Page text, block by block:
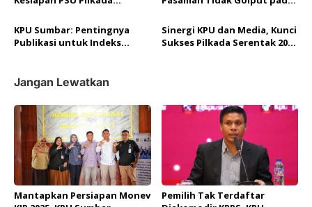
Siap Mencoblos
KPU Sumbar: Pentingnya
Publikasi untuk Indeks
Sinergi KPU dan Media, Kunci
Sukses Pilkada Serentak 2024
Jangan Lewatkan
Mantapkan Persiapan Monev
Pemilih Tak Terdaftar